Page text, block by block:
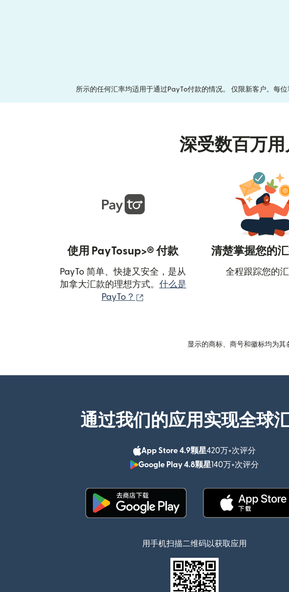
所示的任何汇率均适用于通过PayTo付款的情况。 仅限新客户。每
深受数百万
使用 PayTosup>® 付款
PayTo 简单、快捷又安全，是从
加拿大汇款的理想方式。 什么是
PayTo？
清楚掌握您的
全程跟踪您的汇
显示的商标、商号和徽标均为其
通过我们的应用实现全球
App Store 4.9颗星420万+次评分
Google Play 4.8颗星140万+次评分
用手机扫描二维码以获取应用